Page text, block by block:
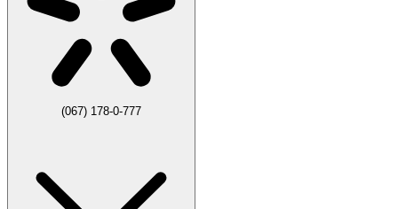
(067) 178-0-777